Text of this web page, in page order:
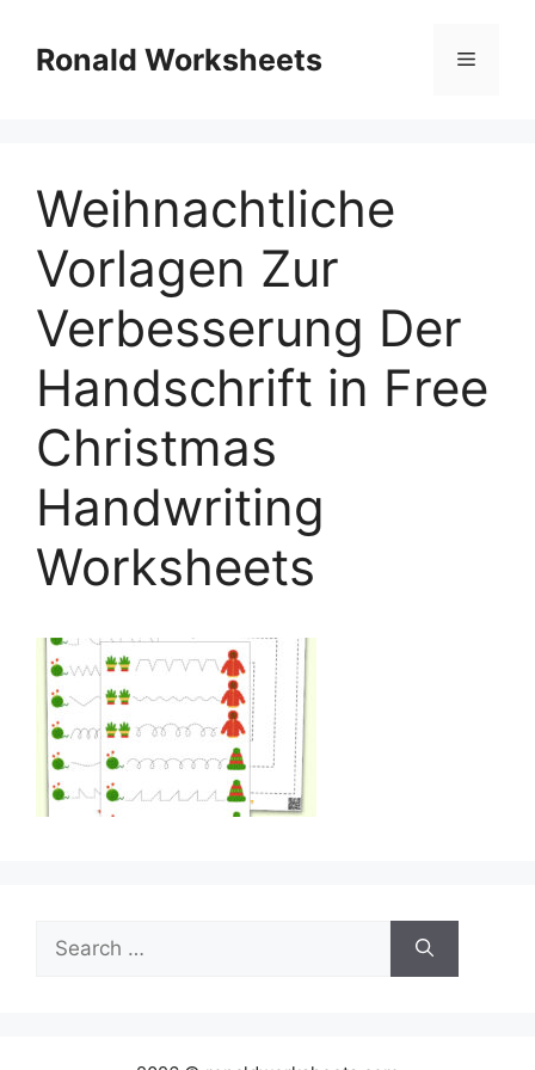
contentRonald Worksheets Menu
Weihnachtliche
Vorlagen Zur
Verbesserung Der
Handschrift in Free
Christmas
Handwriting
Worksheets
Search
for: